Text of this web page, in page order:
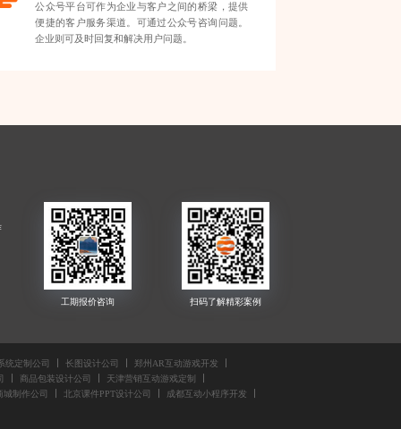
公众号平台可作为企业与客户之间的桥梁，提供
便捷的客户服务渠道。可通过公众号咨询问题。
企业则可及时回复和解决用户问题。
统定制公司 长图设计公司
郑州AR互动游戏开发
商品包装设计公司
天津营销互动游戏定制
城制作公司
北京课件PPT设计公司 成都互动小程序开发